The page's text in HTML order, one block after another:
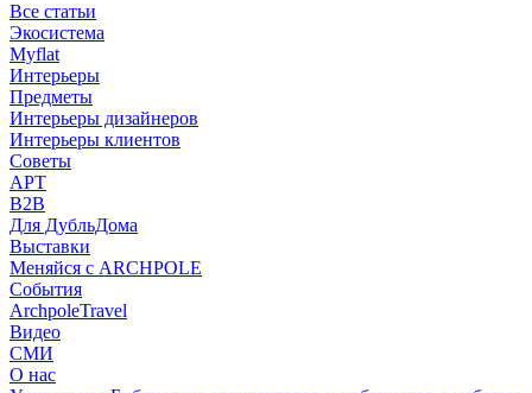
Все статьи
Экосистема
Myflat
Интерьеры
Предметы
Интерьеры дизайнеров
Интерьеры клиентов
Советы
АРТ
B2B
Для ДубльДома
Выставки
Меняйся с ARCHPOLE
События
ArchpoleTravel
Видео
СМИ
О нас